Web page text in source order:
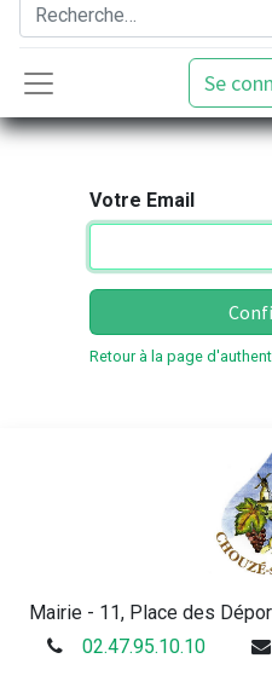
Se
Votre Email
Retour à la page
Mairie - 11, Place des
02.47.95.10.10